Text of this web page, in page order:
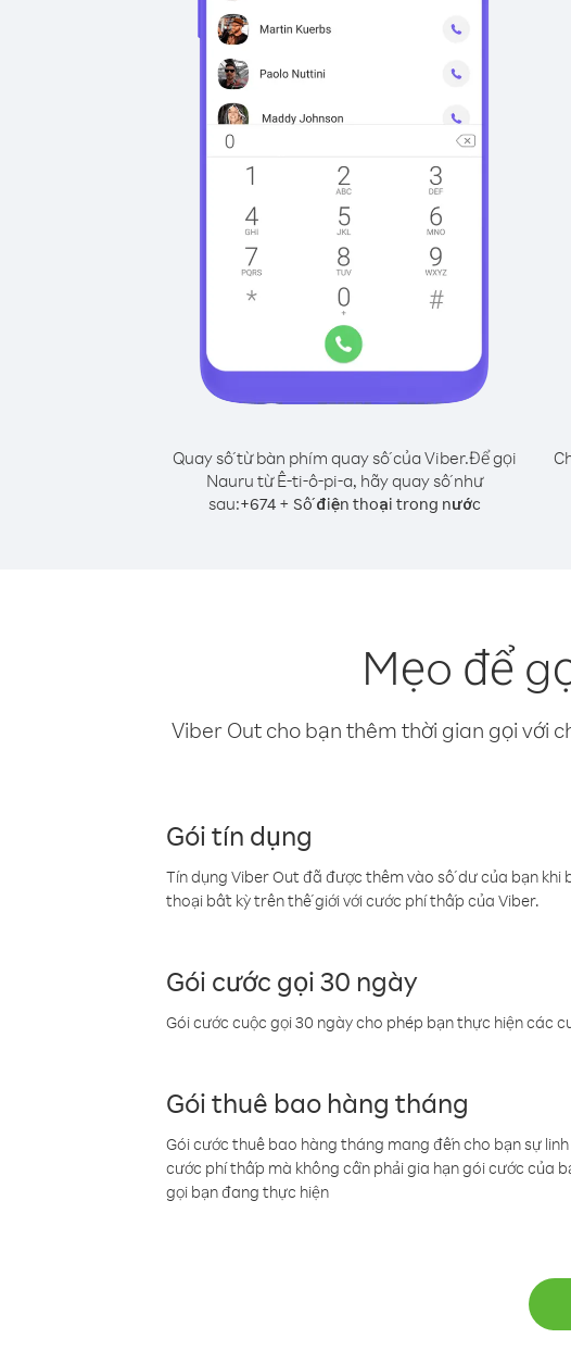
Quay số từ bàn phím quay số của Viber.Để gọi
Nauru từ Ê-ti-ô-pi-a, hãy quay số như
sau:+674+ Số điện thoại trong nước
Mẹo để
Viber Out cho bạn thêm thời gian gọi với
Gói tín dụng
Tín dụng Viber Out đã được thêm vào số dư của bạn
thoại bất kỳ trên thế giới với cước phí thấp của Viber.
Gói cước gọi 30 ngày
Gói cước cuộc gọi 30 ngày cho phép bạn thực hiện các
Gói thuê bao hàng tháng
Gói cước thuê bao hàng tháng mang đến cho bạn sự
cước phí thấp mà không cần phải gia hạn gói cước của
gọi bạn đang thực hiện